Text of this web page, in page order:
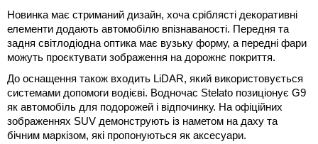
Новинка має стриманий дизайн, хоча сріблясті декоративні
елементи додають автомобілю впізнаваності. Передня та
задня світлодіодна оптика має вузьку форму, а передні фари
можуть проєктувати зображення на дорожнє покриття.
До оснащення також входить LiDAR, який використовується
системами допомоги водієві. Водночас Stelato позиціонує G9
як автомобіль для подорожей і відпочинку. На офіційних
зображеннях SUV демонструють із наметом на даху та
бічним маркізом, які пропонуються як аксесуари.